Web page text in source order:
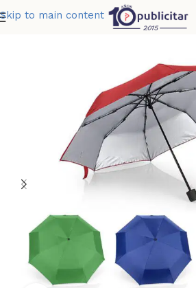
Skip to main content
PARAGUAS 21